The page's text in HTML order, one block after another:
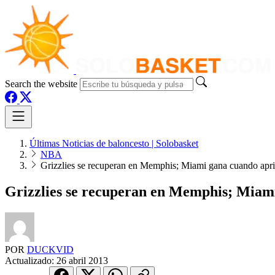
Search the website
Últimas Noticias de baloncesto | Solobasket
NBA
Grizzlies se recuperan en Memphis; Miami gana cuando
Grizzlies se recuperan en Memphis;
POR DUCKVID
Actualizado: 26 abril 2013